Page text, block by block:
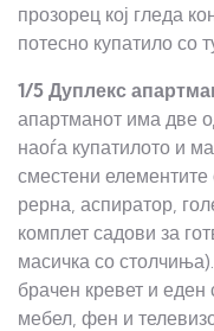
прозорец кој гледа
потесно купатило со
1/5 Дуплекс
апартманот има две
наоѓа купатилото и
сместени
рерна, аспиратор,
комплет садови за
масичка со
брачен кревет и еден
мебел, фен и